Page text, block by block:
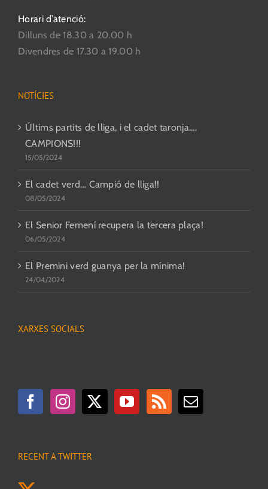
Horari d’atenció:
Dilluns de 18.30 a 20.00 h
Divendres de 17.30 a 19.00 h
NOTÍCIES
Últims partits de lliga, i el cadet taronja….
CAMPIONS!!!
15/05/2024
El cadet verd… Campió de lliga!!
08/05/2024
El Senior Femení recupera la tercera plaça!
06/05/2024
El Premini verd guanya per la mínima!
24/04/2024
XARXES SOCIALS
RECENT A TWITTER